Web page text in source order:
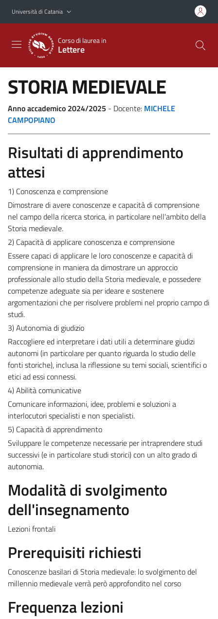
Vai al contenuto principale
Vai al menu di navigazione
Università di Catania
Corso di laurea in
Lettere
STORIA MEDIEVALE
Anno accademico 2024/2025 - Docente: MICHELE
CAMPOPIANO
Risultati di apprendimento
attesi
1) Conoscenza e comprensione
Dimostrare di avere conoscenze e capacità di comprensione
nel campo della ricerca storica, in particolare nell’ambito della
Storia medievale.
2) Capacità di applicare conoscenza e comprensione
Essere capaci di applicare le loro conoscenze e capacità di
comprensione in maniera da dimostrare un approccio
professionale allo studio della Storia medievale, e possedere
competenze adeguate sia per ideare e sostenere
argomentazioni che per risolvere problemi nel proprio campo di
studi.
3) Autonomia di giudizio
Raccogliere ed interpretare i dati utili a determinare giudizi
autonomi (in particolare per quanto riguarda lo studio delle
fonti storiche), inclusa la riflessione su temi sociali, scientifici o
etici ad essi connessi.
4) Abilità comunicative
Comunicare informazioni, idee, problemi e soluzioni a
interlocutori specialisti e non specialisti.
5) Capacità di apprendimento
Sviluppare le competenze necessarie per intraprendere studi
successivi (e in particolare studi storici) con un alto grado di
autonomia.
Modalità di svolgimento
dell'insegnamento
Lezioni frontali
Prerequisiti richiesti
Conoscenze basilari di Storia medievale: lo svolgimento del
millennio medievale verrà però approfondito nel corso
Frequenza lezioni